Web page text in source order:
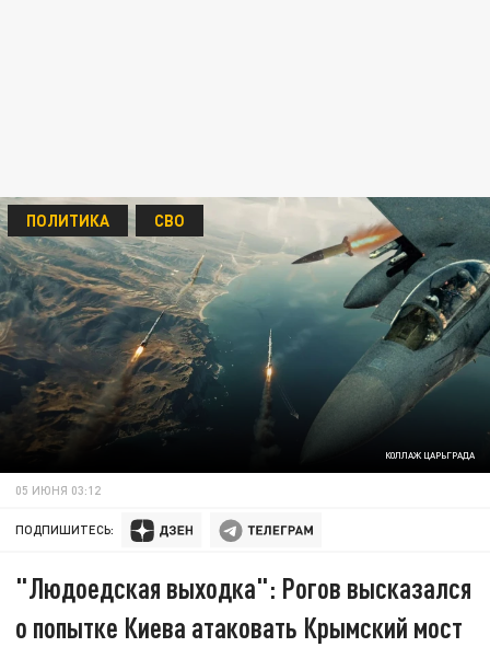
КОЛЛАЖ ЦАРЬГРАДА
ПОЛИТИКА СВО
05 ИЮНЯ 03:12
ПОДПИШИТЕСЬ:
"Людоедская выходка": Рогов высказался
о попытке Киева атаковать Крымский мост